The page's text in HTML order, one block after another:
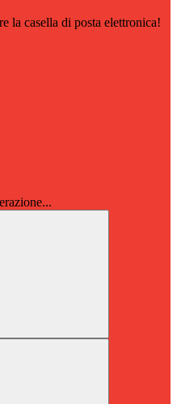
la casella di posta elettronica!